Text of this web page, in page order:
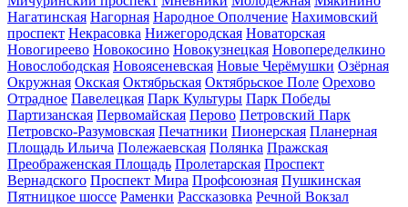
Нагатинская Нагорная Народное Ополчение Нахимовский
проспект Некрасовка Нижегородская Новаторская
Новогиреево Новокосино Новокузнецкая Новопеределкино
Новослободская Новоясеневская Новые Черёмушки Озёрная
Окружная Окская Октябрьская Октябрьское Поле Орехово
Отрадное Павелецкая Парк Культуры Парк Победы
Партизанская Первомайская Перово Петровский Парк
Петровско-Разумовская Печатники Пионерская Планерная
Площадь Ильича Полежаевская Полянка Пражская
Преображенская Площадь Пролетарская Проспект
Вернадского Проспект Мира Профсоюзная Пушкинская
Пятницкое шоссе Раменки Рассказовка Речной Вокзал